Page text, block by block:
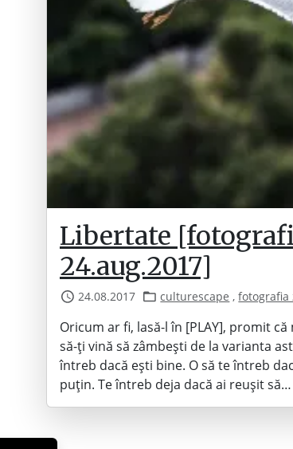
Libertate
24.aug.2017]
24.08.2017 culturescape ,fotografia
Oricum ar fi, lasă-l în [PLAY], promit
să-ți vină să zâmbești de la varianta
întreb dacă ești bine. O să te întreb
puțin. Te întreb deja dacă ai reușit să…